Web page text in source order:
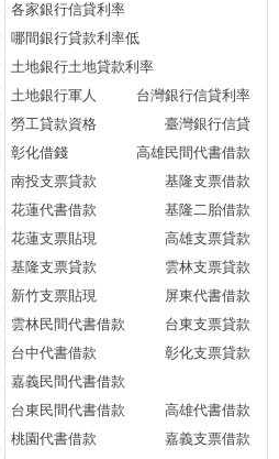
各家銀行信貸利率
哪間銀行貸款利率低
土地銀行土地貸款利率
土地銀行軍人
台灣銀行信貸利率
勞工貸款資格
臺灣銀行信貸
彰化借錢
高雄民間代書借款
南投支票貸款
基隆支票借款
花蓮代書借款
基隆二胎借款
花蓮支票貼現
高雄支票貸款
基隆支票貸款
雲林支票貸款
新竹支票貼現
屏東代書借款
雲林民間代書借款
台東支票貸款
台中代書借款
彰化支票貸款
嘉義民間代書借款
台東民間代書借款
高雄代書借款
桃園代書借款
嘉義支票借款